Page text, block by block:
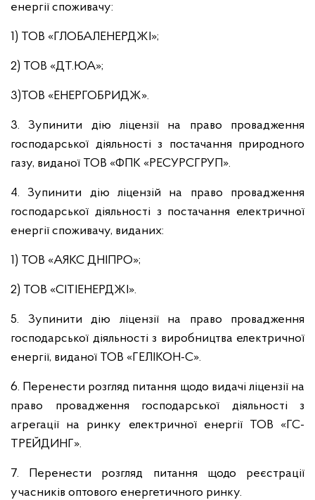
енергії споживачу:
1) ТОВ «ГЛОБАЛЕНЕРДЖІ»;
2) ТОВ «ДТ.ЮА»;
3)ТОВ «ЕНЕРГОБРИДЖ».
3. Зупинити дію ліцензії на право провадження
господарської діяльності з постачання природного
газу, виданої ТОВ «ФПК «РЕСУРСГРУП».
4. Зупинити дію ліцензій на право провадження
господарської діяльності з постачання електричної
енергії споживачу, виданих:
1) ТОВ «АЯКС ДНІПРО»;
2) ТОВ «СІТІЕНЕРДЖІ».
5. Зупинити дію ліцензії на право провадження
господарської діяльності з виробництва електричної
енергії, виданої ТОВ «ГЕЛІКОН-С».
6. Перенести розгляд питання щодо видачі ліцензії на
право провадження господарської діяльності з
агрегації на ринку електричної енергії ТОВ «ГС-
ТРЕЙДИНГ».
7. Перенести розгляд питання щодо реєстрації
учасників оптового енергетичного ринку.